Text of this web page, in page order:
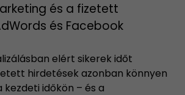
és a fizetett
és Facebook
elért sikerek időt
hirdetések azonban könnyen
időkön – és a